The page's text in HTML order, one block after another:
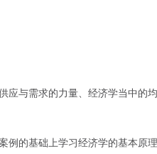
应与需求的力量、经济学当中的
例的基础上学习经济学的基本原